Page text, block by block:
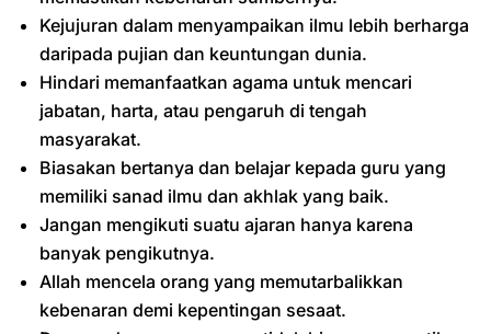
Kejujuran dalam menyampaikan ilmu lebih berharga
daripada pujian dan keuntungan dunia.
Hindari memanfaatkan agama untuk mencari
jabatan, harta, atau pengaruh di tengah
masyarakat.
Biasakan bertanya dan belajar kepada guru yang
memiliki sanad ilmu dan akhlak yang baik.
Jangan mengikuti suatu ajaran hanya karena
banyak pengikutnya.
Allah mencela orang yang memutarbalikkan
kebenaran demi kepentingan sesaat.